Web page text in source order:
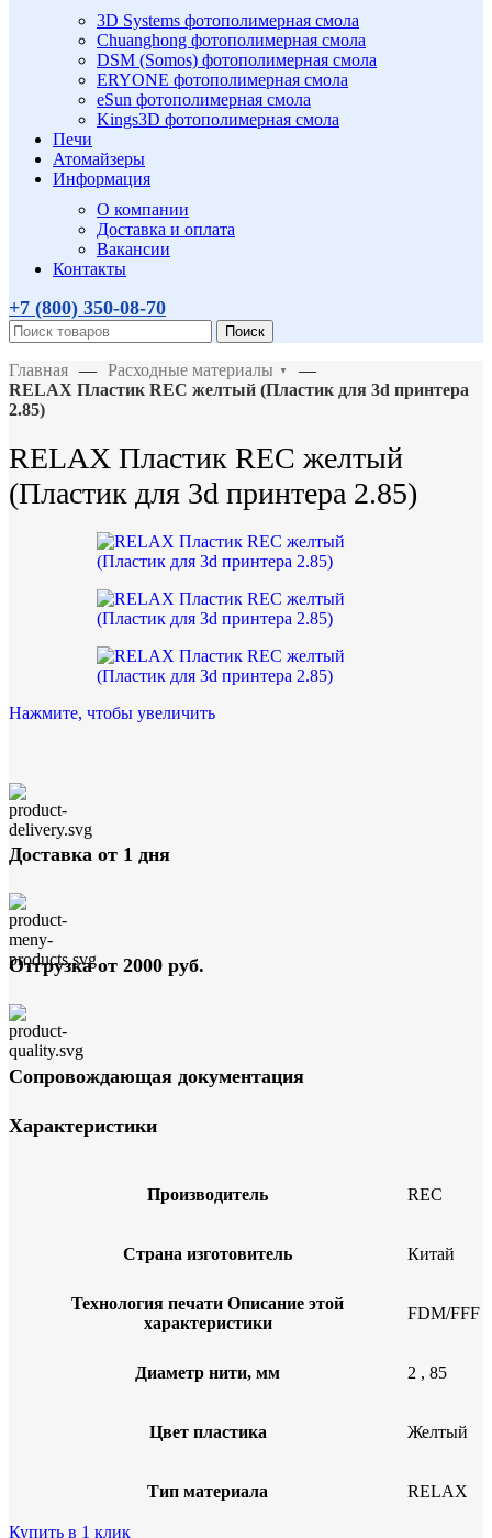
3D Systems фотополимерная смола
Chuanghong фотополимерная смола
DSM (Somos) фотополимерная смола
ERYONE фотополимерная смола
eSun фотополимерная смола
Kings3D фотополимерная смола
Печи
Атомайзеры
Информация
О компании
Доставка и оплата
Вакансии
Контакты
+7 (800) 350-08-70
Поиск
Главная — Расходные материалы ▼
—
RELAX Пластик REC желтый (Пластик для 3d принтера
2.85)
RELAX Пластик REC желтый
(Пластик для 3d принтера 2.85)
Нажмите, чтобы увеличить
Доставка от 1 дня
Отгрузка от 2000 руб.
Сопровождающая документация
Характеристики
Производитель REC
Страна изготовитель Китай
Технология печати Описание этой
характеристики
FDM/FFF
Диаметр нити, мм 2 , 85
Цвет пластика Желтый
Тип материала RELAX
Купить в 1 клик